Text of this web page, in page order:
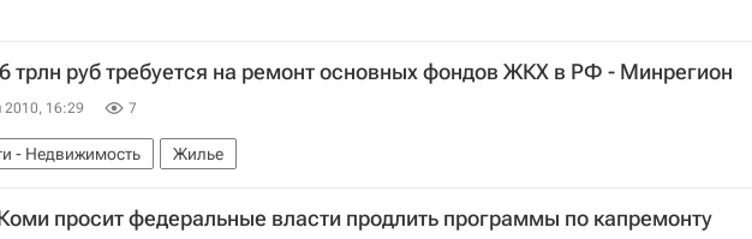
трлн руб требуется на ремонт основных фондов ЖКХ в РФ - Минрегион
2010, 16:29 7
- Недвижимость Жилье
просит федеральные власти продлить программы по капремонту